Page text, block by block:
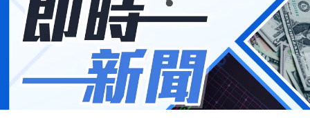
投
資
樓
市